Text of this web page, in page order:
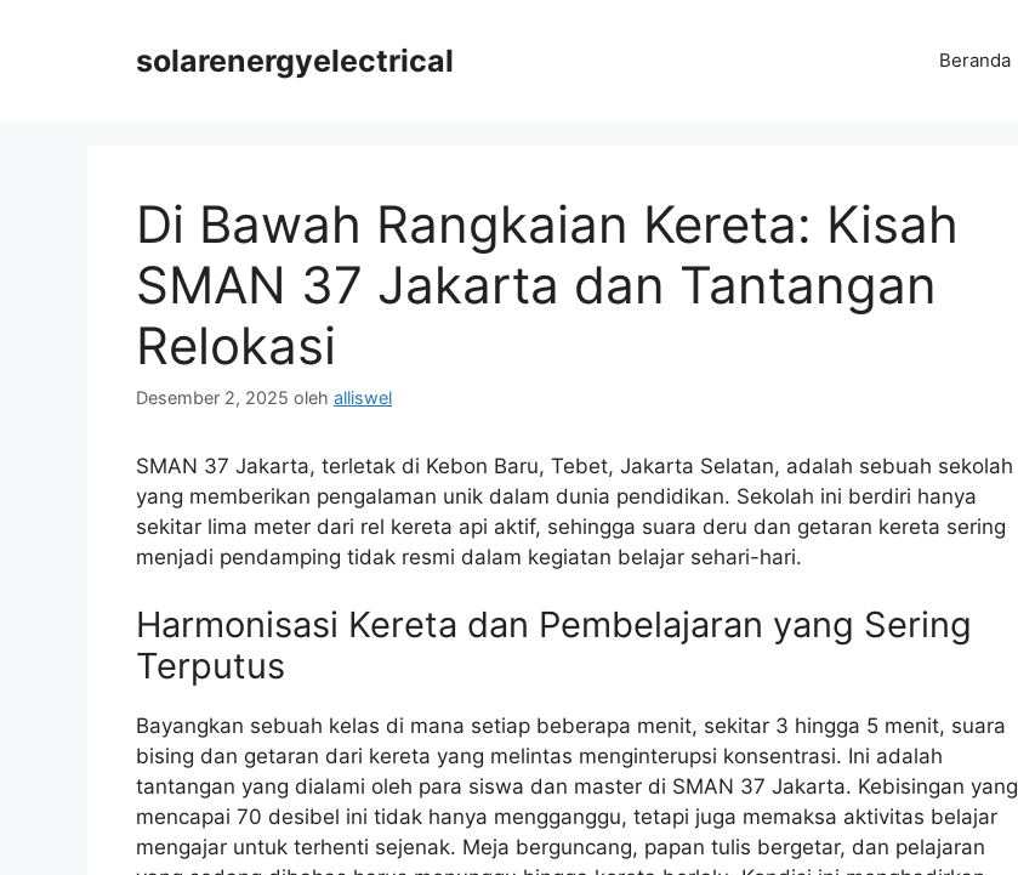
solarenergyelectrical Beranda
Di Bawah Rangkaian Kereta: Kisah
SMAN 37 Jakarta dan Tantangan
Relokasi
Desember 2, 2025 oleh alliswel
SMAN 37 Jakarta, terletak di Kebon Baru, Tebet, Jakarta Selatan, adalah sebuah sekolah
yang memberikan pengalaman unik dalam dunia pendidikan. Sekolah ini berdiri hanya
sekitar lima meter dari rel kereta api aktif, sehingga suara deru dan getaran kereta sering
menjadi pendamping tidak resmi dalam kegiatan belajar sehari-hari.
Harmonisasi Kereta dan Pembelajaran yang Sering
Terputus
Bayangkan sebuah kelas di mana setiap beberapa menit, sekitar 3 hingga 5 menit, suara
bising dan getaran dari kereta yang melintas menginterupsi konsentrasi. Ini adalah
tantangan yang dialami oleh para siswa dan master di SMAN 37 Jakarta. Kebisingan yang
mencapai 70 desibel ini tidak hanya mengganggu, tetapi juga memaksa aktivitas belajar
mengajar untuk terhenti sejenak. Meja berguncang, papan tulis bergetar, dan pelajaran